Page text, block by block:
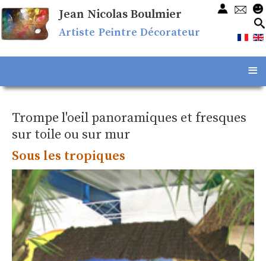
Jean Nicolas Boulmier
Artiste Peintre Décorateur
≡
Trompe l'oeil panoramiques et fresques
sur toile ou sur mur
Sous les tropiques